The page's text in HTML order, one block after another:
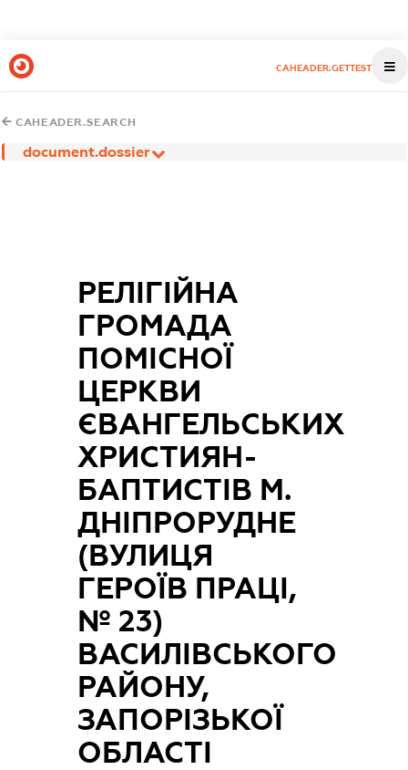
CAHEADER.GETTEST
CAHEADER.SEARCH
document.dossier
РЕЛІГІЙНА
ГРОМАДА
ПОМІСНОЇ
ЦЕРКВИ
ЄВАНГЕЛЬСЬКИХ
ХРИСТИЯН-
БАПТИСТІВ М.
ДНІПРОРУДНЕ
(ВУЛИЦЯ
ГЕРОЇВ ПРАЦІ,
№ 23)
ВАСИЛІВСЬКОГО
РАЙОНУ,
ЗАПОРІЗЬКОЇ
ОБЛАСТІ